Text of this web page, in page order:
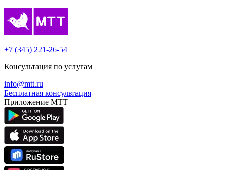
+7 (345) 221-26-54
Консультация по услугам
info@mtt.ru
Бесплатная консультация
Приложение МТТ